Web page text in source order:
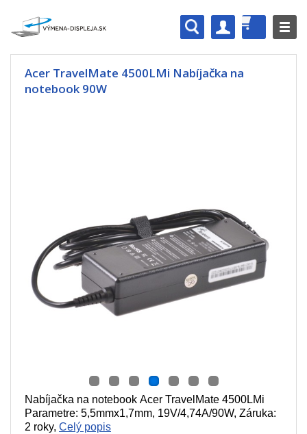
Acer TravelMate 4500LMi Nabíjačka na
notebook 90W
Nabíjačka na notebook Acer TravelMate 4500LMi
Parametre: 5,5mmx1,7mm, 19V/4,74A/90W, Záruka:
2 roky, Celý popis